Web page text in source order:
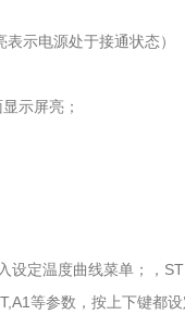
示电源处于接通状态）
示屏亮；
定温度曲线菜单；，
等参数，按上下键都